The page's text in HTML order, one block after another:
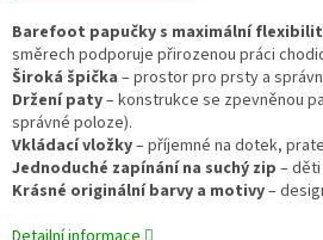
Barefoot papučky s maximální
směrech podporuje přirozenou práci
Široká špička – prostor pro prsty a
Držení paty– konstrukce se zpevněnou
správné poloze).
Vkládací vložky– příjemné na dotek,
Jednoduché zapínání na suchý zip –
Krásné originální barvy a motivy–